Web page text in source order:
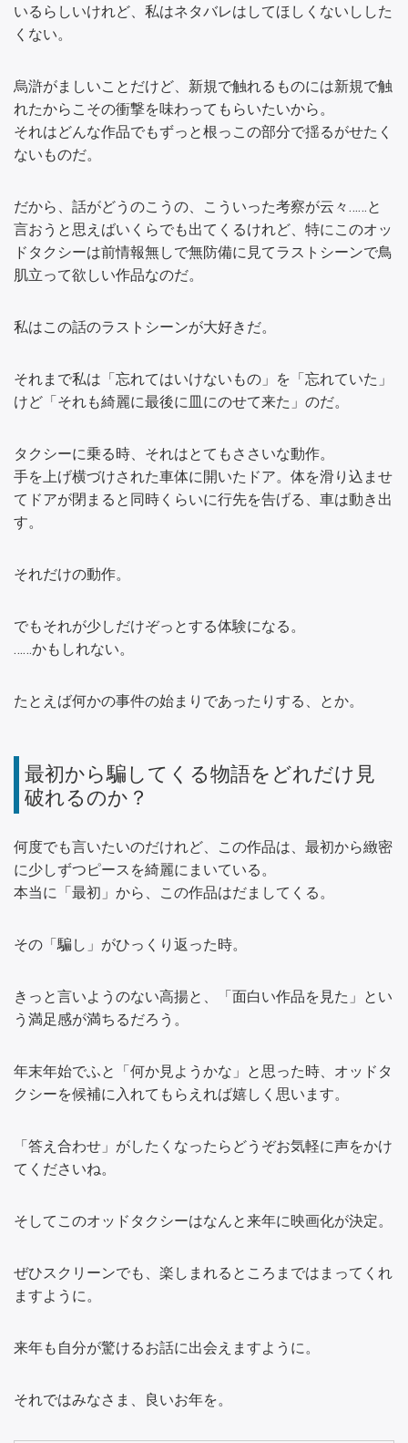
いるらしいけれど、私はネタバレはしてほしくないしした
くない。
烏滸がましいことだけど、新規で触れるものには新規で触
れたからこその衝撃を味わってもらいたいから。
それはどんな作品でもずっと根っこの部分で揺るがせたく
ないものだ。
だから、話がどうのこうの、こういった考察が云々……と
言おうと思えばいくらでも出てくるけれど、特にこのオッ
ドタクシーは前情報無しで無防備に見てラストシーンで鳥
肌立って欲しい作品なのだ。
私はこの話のラストシーンが大好きだ。
それまで私は「忘れてはいけないもの」を「忘れていた」
けど「それも綺麗に最後に皿にのせて来た」のだ。
タクシーに乗る時、それはとてもささいな動作。
手を上げ横づけされた車体に開いたドア。体を滑り込ませ
てドアが閉まると同時くらいに行先を告げる、車は動き出
す。
それだけの動作。
でもそれが少しだけぞっとする体験になる。
……かもしれない。
たとえば何かの事件の始まりであったりする、とか。
最初から騙してくる物語をどれだけ見
破れるのか？
何度でも言いたいのだけれど、この作品は、最初から緻密
に少しずつピースを綺麗にまいている。
本当に「最初」から、この作品はだましてくる。
その「騙し」がひっくり返った時。
きっと言いようのない高揚と、「面白い作品を見た」とい
う満足感が満ちるだろう。
年末年始でふと「何か見ようかな」と思った時、オッドタ
クシーを候補に入れてもらえれば嬉しく思います。
「答え合わせ」がしたくなったらどうぞお気軽に声をかけ
てくださいね。
そしてこのオッドタクシーはなんと来年に映画化が決定。
ぜひスクリーンでも、楽しまれるところまではまってくれ
ますように。
来年も自分が驚けるお話に出会えますように。
それではみなさま、良いお年を。